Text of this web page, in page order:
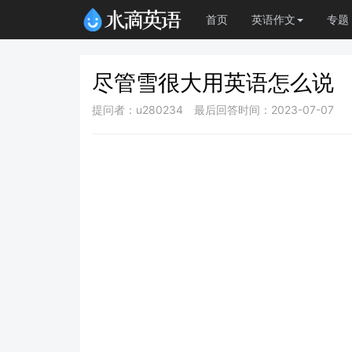
首页 英语作文 专题
尽管雪很大用英语怎么说
提问者：u280234 最后回答时间：2023-07-07